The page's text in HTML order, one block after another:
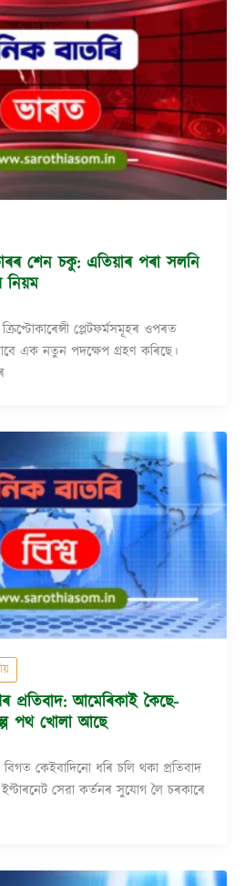
শেন চকু: এতিয়াৰ পৰা সলনি
নিয়ম
প্লেটফৰ্মসমূহৰ ওপৰত
এক নতুন পদক্ষেপ গ্ৰহণ কৰিছে।
প্ৰতিবাদ: আমেৰিকাই কৈছে-
পথ খোলা আছে
কেইবাদিনো ধৰি চলি থকা প্ৰতিবাদ
ইণ্টাৰনেট সেৱা কৰ্তনৰ সুযোগ লৈ চৰকাৰে